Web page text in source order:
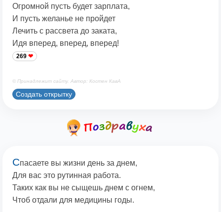
Огромной пусть будет зарплата,
И пусть желанье не пройдет
Лечить с рассвета до заката,
Идя вперед, вперед, вперед!
269
© Принадлежит сайту. Автор: Костен КавА
Создать открытку
Спасаете вы жизни день за днем,
Для вас это рутинная работа.
Таких как вы не сыщешь днем с огнем,
Чтоб отдали для медицины годы.